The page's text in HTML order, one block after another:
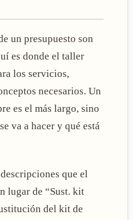
un presupuesto son
es donde el taller
los servicios,
necesarios. Un
es el más largo, sino
va a hacer y qué está
que el
lugar de “Sust. kit
del kit de